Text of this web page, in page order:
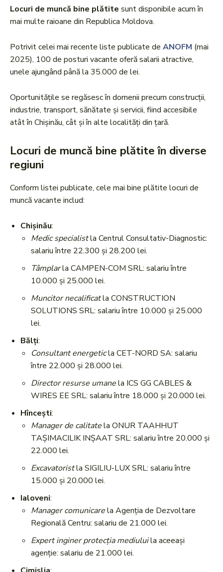
Locuri de muncă bine plătite sunt disponibile acum în
mai multe raioane din Republica Moldova.
Potrivit celei mai recente liste publicate de ANOFM (mai
2025), 100 de posturi vacante oferă salarii atractive,
unele ajungând până la 35.000 de lei.
Oportunitățile se regăsesc în domenii precum construcții,
industrie, transport, sănătate și servicii, fiind accesibile
atât în Chișinău, cât și în alte localități din țară.
Locuri de muncă bine plătite în diverse
regiuni
Conform listei publicate, cele mai bine plătite locuri de
muncă vacante includ:
Chișinău:
Medic specialistla Centrul Consultativ-Diagnostic:
salariu între 22.300 și 28.200 lei.
Tâmplarla CAMPEN-COM SRL: salariu între
10.000 și 25.000 lei.
Muncitor necalificatla CONSTRUCTION
SOLUTIONS SRL: salariu între 10.000 și 25.000
lei.
Bălți:
Consultant energeticla CET-NORD SA: salariu
între 22.000 și 28.000 lei.
Director resurse umanela ICS GG CABLES &
WIRES EE SRL: salariu între 18.000 și 20.000 lei.
Hîncești:
Manager de calitatela ONUR TAAHHUT
TAŞIMACILIK INŞAAT SRL: salariu între 20.000 și
22.000 lei.
Excavatoristla SIGILIU-LUX SRL: salariu între
15.000 și 20.000 lei.
Ialoveni:
Manager comunicarela Agenția de Dezvoltare
Regională Centru: salariu de 21.000 lei.
Expert inginer protecția mediuluila aceeași
agenție: salariu de 21.000 lei.